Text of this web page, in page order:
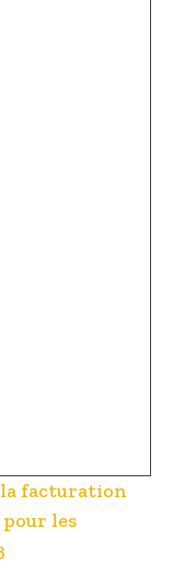
la facturation
pour les